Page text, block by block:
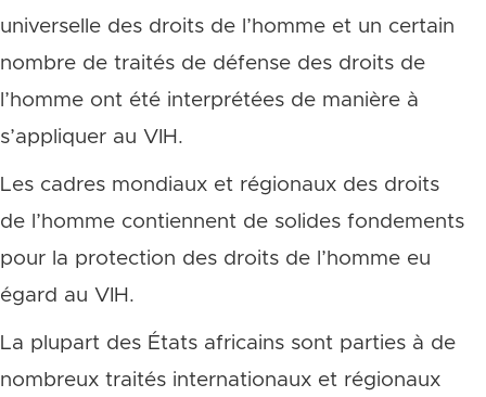
universelle des droits de l’homme et un certain
nombre de traités de défense des droits de
l’homme ont été interprétées de manière à
s’appliquer au VIH.
Les cadres mondiaux et régionaux des droits
de l’homme contiennent de solides fondements
pour la protection des droits de l’homme eu
égard au VIH.
La plupart des États africains sont parties à de
nombreux traités internationaux et régionaux